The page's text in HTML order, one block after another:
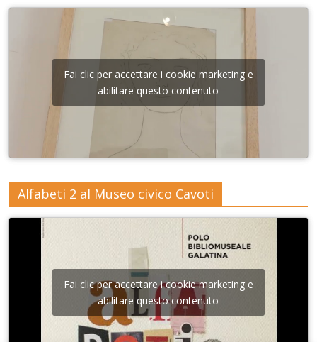
Fai clic per accettare i cookie marketing e
abilitare questo contenuto
Alfabeti 2 al Museo civico Cavoti
Fai clic per accettare i cookie marketing e
abilitare questo contenuto